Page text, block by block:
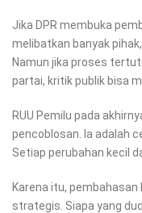
Jika DPR membuka
melibatkan banyak
Namun jika proses
partai, kritik publik bisa
RUU Pemilu pada
pencoblosan. Ia adalah
Setiap perubahan kecil
Karena itu, pembahasan
strategis. Siapa yang